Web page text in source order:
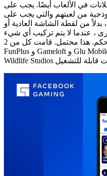
في الألعاب أيضًا. يجب على
من لعبتهم والتي يجب على
بدلاً من لقطة الشاشة العادية أو
، عندما لا يتم تركيب أي شيء
ولا يتم توصيل وحدات تحكم. هذا محتمل. قامت كل من 2 K و
FunPlus و Gameloft و Glu Mobile و Gram Games و Rovio und